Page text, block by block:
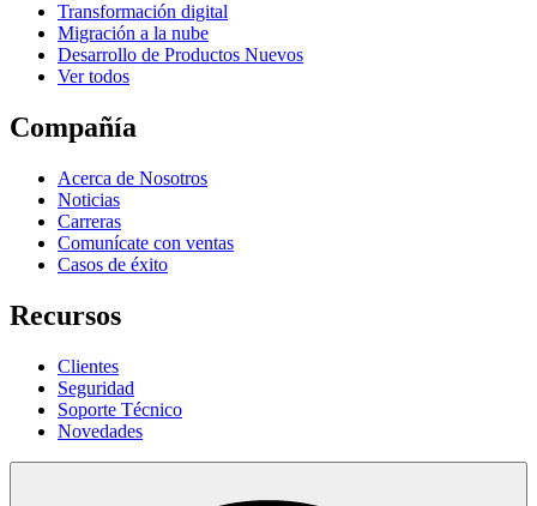
Transformación digital
Migración a la nube
Desarrollo de Productos Nuevos
Ver todos
Compañía
Acerca de Nosotros
Noticias
Carreras
Comunícate con ventas
Casos de éxito
Recursos
Clientes
Seguridad
Soporte Técnico
Novedades